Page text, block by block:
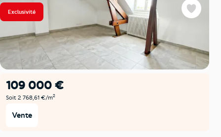
Exclusivité
109 000 €
Soit 2 768,61 €/m2
Vente
Favoris